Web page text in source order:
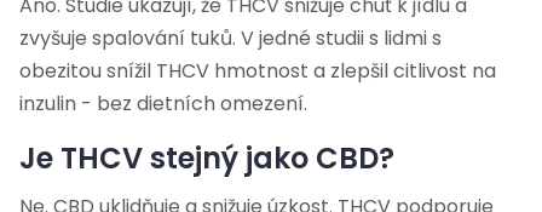
Ano. Studie ukazují, že THCV snižuje chuť k jídlu a
zvyšuje spalování tuků. V jedné studii s lidmi s
obezitou snížil THCV hmotnost a zlepšil citlivost na
inzulin - bez dietních omezení.
Je THCV stejný jako CBD?